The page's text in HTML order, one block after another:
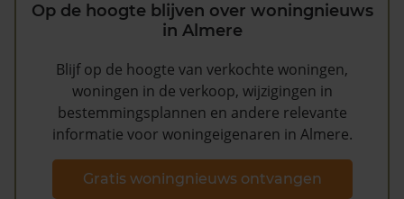
Op de hoogte blijven over woningnieuws
in Almere
Blijf op de hoogte van verkochte woningen,
woningen in de verkoop, wijzigingen in
bestemmingsplannen en andere relevante
informatie voor woningeigenaren in Almere.
Gratis woningnieuws ontvangen